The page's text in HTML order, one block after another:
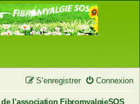
Connexion
S’enregistrer
de l'association FibromyalgieSOS